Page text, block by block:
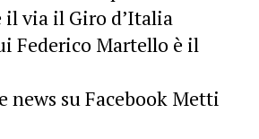
il via il Giro d’Italia
Federico Martello è il
news su Facebook Metti